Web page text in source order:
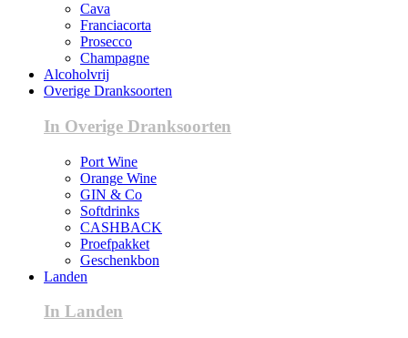
Cava
Franciacorta
Prosecco
Champagne
Alcoholvrij
Overige Dranksoorten
In Overige Dranksoorten
Port Wine
Orange Wine
GIN & Co
Softdrinks
CASHBACK
Proefpakket
Geschenkbon
Landen
In Landen